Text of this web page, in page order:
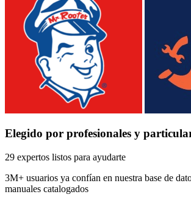
Elegido por profesionales y
29 expertos listos para ayudarte
3M+ usuarios ya confían en nuestra base de
manuales catalogados